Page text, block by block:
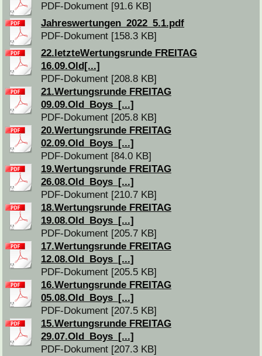
PDF-Dokument [91.6 KB]
Jahreswertungen_2022_5.1.pdf
PDF-Dokument [158.3 KB]
22.letzteWertungsrunde FREITAG
16.09.Old[...]
PDF-Dokument [208.8 KB]
21.Wertungsrunde FREITAG
09.09.Old_Boys_[...]
PDF-Dokument [205.8 KB]
20.Wertungsrunde FREITAG
02.09.Old_Boys_[...]
PDF-Dokument [84.0 KB]
19.Wertungsrunde FREITAG
26.08.Old_Boys_[...]
PDF-Dokument [210.7 KB]
18.Wertungsrunde FREITAG
19.08.Old_Boys_[...]
PDF-Dokument [205.7 KB]
17.Wertungsrunde FREITAG
12.08.Old_Boys_[...]
PDF-Dokument [205.5 KB]
16.Wertungsrunde FREITAG
05.08.Old_Boys_[...]
PDF-Dokument [207.5 KB]
15.Wertungsrunde FREITAG
29.07.Old_Boys_[...]
PDF-Dokument [207.3 KB]